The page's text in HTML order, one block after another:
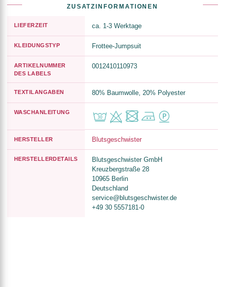
ZUSATZINFORMATIONEN
LIEFERZEIT ca. 1-3 Werktage
KLEIDUNGSTYP Frottee-Jumpsuit
ARTIKELNUMMER
DES LABELS
0012410110973
TEXTILANGABEN 80% Baumwolle, 20% Polyester
WASCHANLEITUNG
HERSTELLER Blutsgeschwister
HERSTELLERDETAILS
Blutsgeschwister GmbH
Kreuzbergstraße 28
10965 Berlin
Deutschland
service@blutsgeschwister.de
+49 30 5557181-0